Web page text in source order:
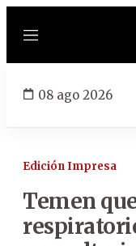
Menú
08 ago 2026
Edición Impresa
Temen